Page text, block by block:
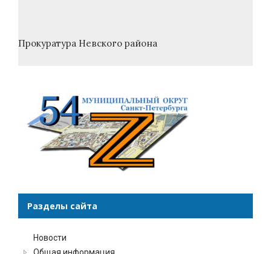
Прокуратура Невского района
Разделы сайта
Новости
Общая информация